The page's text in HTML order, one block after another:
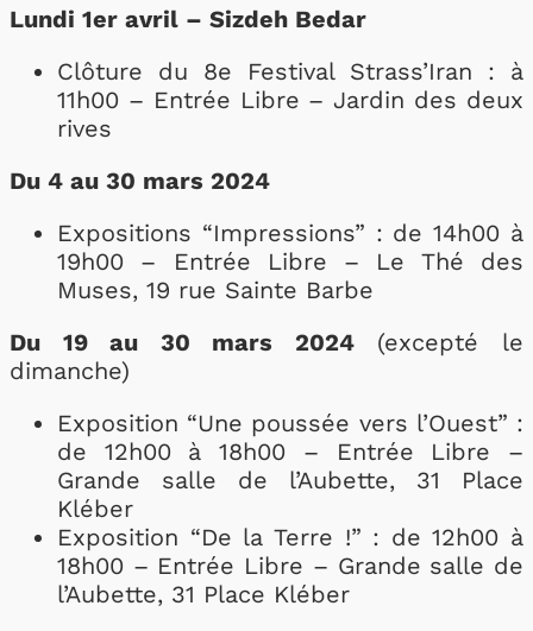
Lundi 1er avril – Sizdeh Bedar
Clôture du 8e Festival Strass’Iran : à
11h00 – Entrée Libre – Jardin des deux
rives
Du 4 au 30 mars 2024
Expositions “Impressions” : de 14h00 à
19h00 – Entrée Libre – Le Thé des
Muses, 19 rue Sainte Barbe
Du 19 au 30 mars 2024(excepté le
dimanche)
Exposition “Une poussée vers l’Ouest” :
de 12h00 à 18h00 – Entrée Libre –
Grande salle de l’Aubette, 31 Place
Kléber
Exposition “De la Terre !” : de 12h00 à
18h00 – Entrée Libre – Grande salle de
l’Aubette, 31 Place Kléber